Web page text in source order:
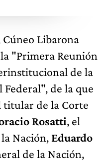
Cúneo Libarona
"Primera Reunión
de la
Federal", de la que
titular de la Corte
Rosatti, el
Nación, Eduardo
de la Nación,